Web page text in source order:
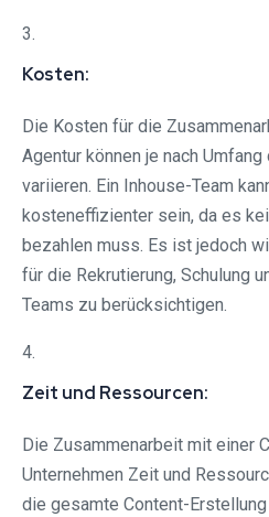
3.
Kosten:
Die Kosten für die
Agentur können je nach
variieren. Ein Inhouse-Team
kosteneffizienter sein, da es
bezahlen muss. Es ist jedoch
für die Rekrutierung, Schulung
Teams zu berücksichtigen.
4.
Zeit und Ressourcen:
Die Zusammenarbeit mit einer
Unternehmen Zeit und
die gesamte Content-